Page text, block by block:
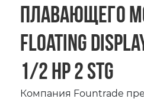
плавающего
Floating
1/2 HP 2 STG
Компания Fountrade